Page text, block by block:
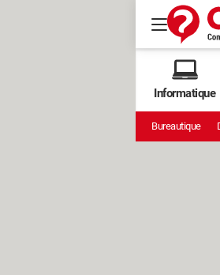
Informatique
Bureautique